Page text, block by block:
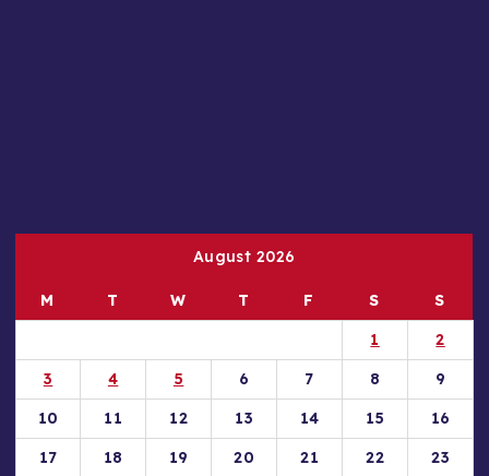
August 2026
M T W T F S
S
1
2
3
4 5 6 7 8
9
10
11 12 13 14 15
16
17
18 19 20 21 22 23